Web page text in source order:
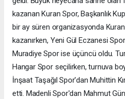
kazanan Kuran Spor, Başkanlık
bir ay süren organizasyonda
kazanırken, Yeni Gül Eczanesi
Muradiye Spor ise üçüncü oldu.
Hangar Spor seçilirken, turnuva
İnşaat Taşağıl Spor'dan Muhittin
etti. Madenli Spor'dan Mahmut